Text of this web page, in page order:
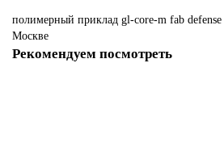
полимерный приклад gl-core-m fab defense
Москве
Рекомендуем посмотреть